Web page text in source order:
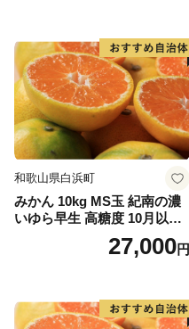
和歌山県白浜町
みかん 10kg MS玉 紀南の濃
いゆら早生 高糖度 10月以降
発送 マルチ被覆栽培27,000円